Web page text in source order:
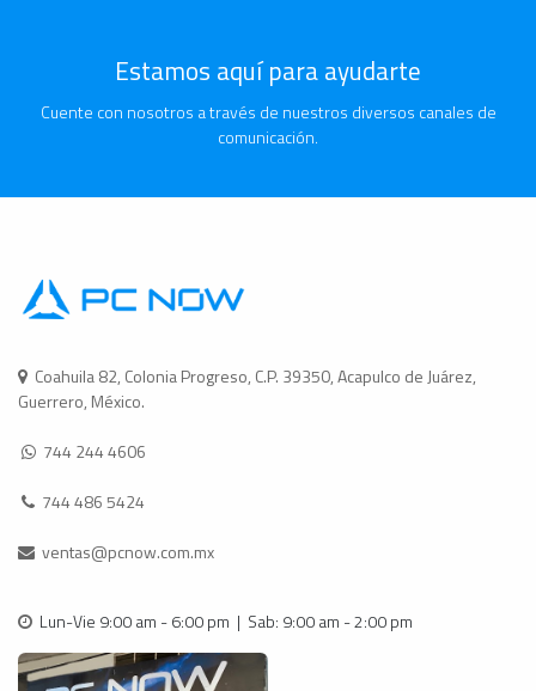
Estamos aquí para ayudarte
Cuente con nosotros a través de nuestros diversos canales de
comunicación.
Coahuila 82, Colonia Progreso, C.P. 39350, Acapulco de Juárez,
Guerrero, México.
744 244 4606
744 486 5424
ventas@pcnow.com.mx
Lun-Vie 9:00 am - 6:00 pm | Sab: 9:00 am - 2:00 pm